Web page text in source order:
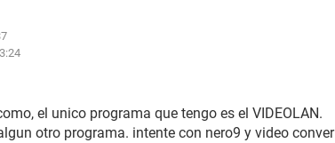
el unico programa que tengo es el VIDEOLAN.
otro programa. intente con nero9 y video conver